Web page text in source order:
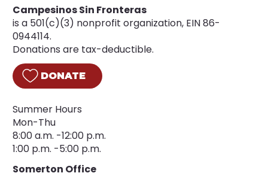
Campesinos Sin Fronteras
is a 501(c)(3) nonprofit organization, EIN 86-
0944114.
Donations are tax-deductible.
DONATE
Summer Hours
Mon-Thu
8:00 a.m. -12:00 p.m.
1:00 p.m. -5:00 p.m.
Somerton Office